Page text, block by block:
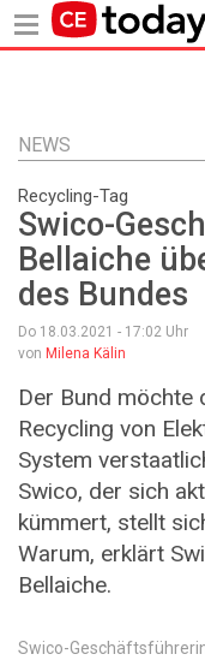
Inhalt
NEWS
Recycling-Tag
Swico-
Bellaiche
des Bundes
Do 18.03.2021 - 17:02 Uhr
von Milena Kälin
Der Bund möchte
Recycling von
System
Swico, der sich
kümmert, stellt
Warum, erklärt
Bellaiche.
Swico-